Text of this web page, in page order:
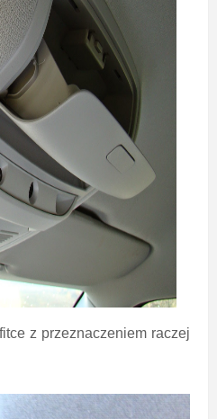
z przeznaczeniem raczej